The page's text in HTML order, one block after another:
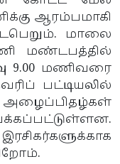
ஆரம்பமாகி
மாலை
மண்டபத்தில்
9.00 மணிவரை
பட்டியலில்
அழைப்பிதழ்கள்